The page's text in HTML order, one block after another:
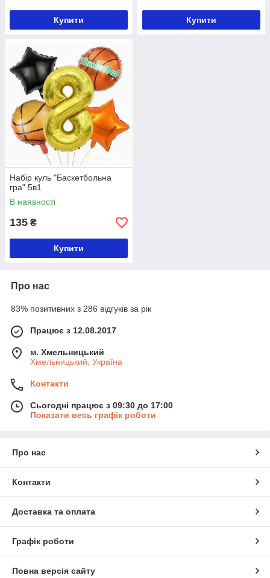
Купити Купити
Набір куль "Баскетбольна
гра" 5в1
В наявності
135 ₴
Купити
Про нас
83% позитивних з 286 відгуків за рік
Працює з 12.08.2017
м. Хмельницький
Хмельницький, Україна
Контакти
Сьогодні працює з 09:30 до 17:00
Показати весь графік роботи
Про нас
Контакти
Доставка та оплата
Графік роботи
Повна версія сайту